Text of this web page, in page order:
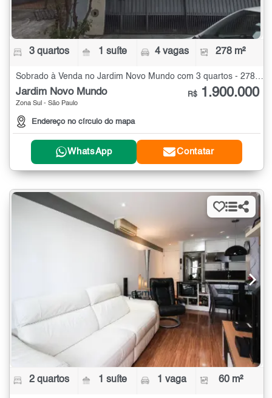
3 quartos 1 suíte 4 vagas 278 m²
Sobrado à Venda no Jardim Novo Mundo com 3 quartos - 278 m²
Jardim Novo Mundo
Zona Sul - São Paulo
Endereço no círculo do mapa
R$ 1.900.000
WhatsApp Contatar
2 quartos 1 suíte 1 vaga 60 m²